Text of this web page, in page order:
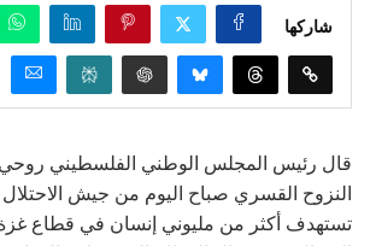
شاركها
قال رئيس المجلس الوطني الفلسطيني روحي
النزوح القسري صباح اليوم من جيش
تستهدف أكثر من مليوني إنسان في قطاع